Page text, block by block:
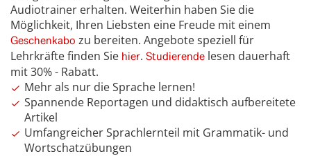
Audiotrainer erhalten. Weiterhin haben Sie die
Möglichkeit, Ihren Liebsten eine Freude mit einem
Geschenkabo zu bereiten. Angebote speziell für
Lehrkräfte finden Sie hier. Studierende lesen dauerhaft
mit 30% - Rabatt.
Mehr als nur die Sprache lernen!
Spannende Reportagen und didaktisch aufbereitete
Artikel
Umfangreicher Sprachlernteil mit Grammatik- und
Wortschatzübungen